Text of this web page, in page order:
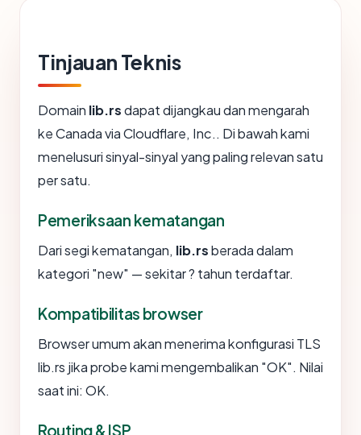
Tinjauan Teknis
Domain lib.rsdapat dijangkau dan mengarah
ke Canada via Cloudflare, Inc.. Di bawah kami
menelusuri sinyal-sinyal yang paling relevan satu
per satu.
Pemeriksaan kematangan
Dari segi kematangan, lib.rsberada dalam
kategori "new" — sekitar ? tahun terdaftar.
Kompatibilitas browser
Browser umum akan menerima konfigurasi TLS
lib.rs jika probe kami mengembalikan "OK". Nilai
saat ini: OK.
Routing & ISP